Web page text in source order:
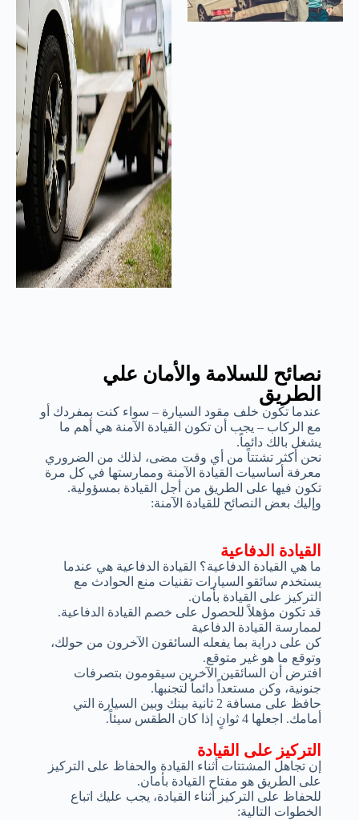
نصائح للسلامة والأمان علي
الطريق
عندما تكون خلف مقود السيارة – سواء كنت بمفردك أو
مع الركاب – يجب أن تكون القيادة الآمنة هي أهم ما
يشغل بالك دائماً.
نحن أكثر تشتتاً من أي وقت مضى، لذلك من الضروري
معرفة أساسيات القيادة الآمنة وممارستها في كل مرة
تكون فيها على الطريق من أجل القيادة بمسؤولية.
وإليك بعض النصائح للقيادة الآمنة:
التركيز على القيادة
إن تجاهل المشتتات أثناء القيادة والحفاظ على التركيز
على الطريق هو مفتاح القيادة بأمان.
للحفاظ على التركيز أثناء القيادة، يجب عليك اتباع
الخطوات التالية:
القيادة الدفاعية
ما هي القيادة الدفاعية؟ القيادة الدفاعية هي عندما
يستخدم سائقو السيارات تقنيات منع الحوادث مع
التركيز على القيادة بأمان.
قد تكون مؤهلاً للحصول على خصم القيادة الدفاعية.
لممارسة القيادة الدفاعية
كن على دراية بما يفعله السائقون الآخرون من حولك،
وتوقع ما هو غير متوقع.
افترض أن السائقين الآخرين سيقومون بتصرفات
جنونية، وكن مستعداً دائماً لتجنبها.
حافظ على مسافة 2 ثانية بينك وبين السيارة التي
أمامك. اجعلها 4 ثوانٍ إذا كان الطقس سيئاً.